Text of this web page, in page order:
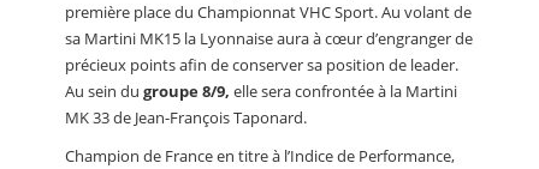
première place du Championnat VHC Sport. Au volant de
sa Martini MK15 la Lyonnaise aura à cœur d’engranger de
précieux points afin de conserver sa position de leader.
Au sein du groupe 8/9, elle sera confrontée à la Martini
MK 33 de Jean-François Taponard.
Champion de France en titre à l’Indice de Performance,